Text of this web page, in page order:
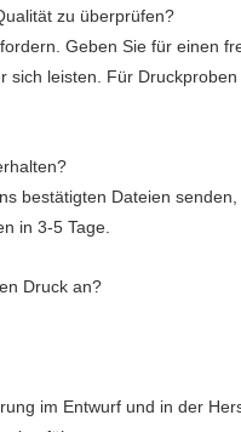
zu überprüfen?
Geben Sie für einen
sich leisten. Für
bestätigten Dateien
in 3-5 Tage.
Druck an?
im Entwurf und in der